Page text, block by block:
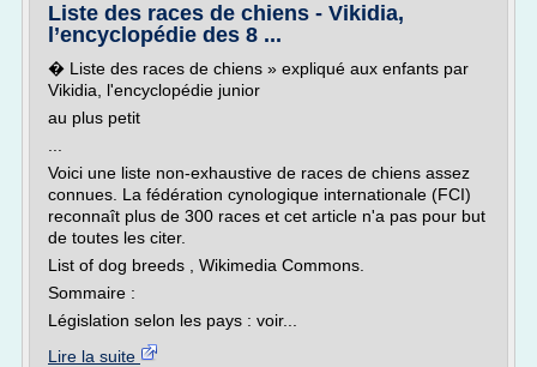
Liste des races de chiens - Vikidia,
l’encyclopédie des 8 ...
� Liste des races de chiens » expliqué aux enfants par
Vikidia, l'encyclopédie junior
au plus petit
Voici une liste non-exhaustive de races de chiens assez
connues. La fédération cynologique internationale (FCI)
reconnaît plus de 300 races et cet article n'a pas pour but
de toutes les citer.
List of dog breeds , Wikimedia Commons.
Sommaire :
Législation selon les pays : voir...
Lire la suite